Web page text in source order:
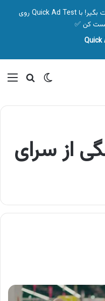
🎯 قبل از شروع کمپین، تصمیم درست بگیر! با Quick Ad Test روی
کن ✅
تغییر پوسته
از سرای